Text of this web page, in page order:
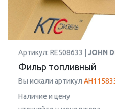
Артикул: RE508633 | JOHN
Фильр топливный
Вы искали артикул
Наличие и цену